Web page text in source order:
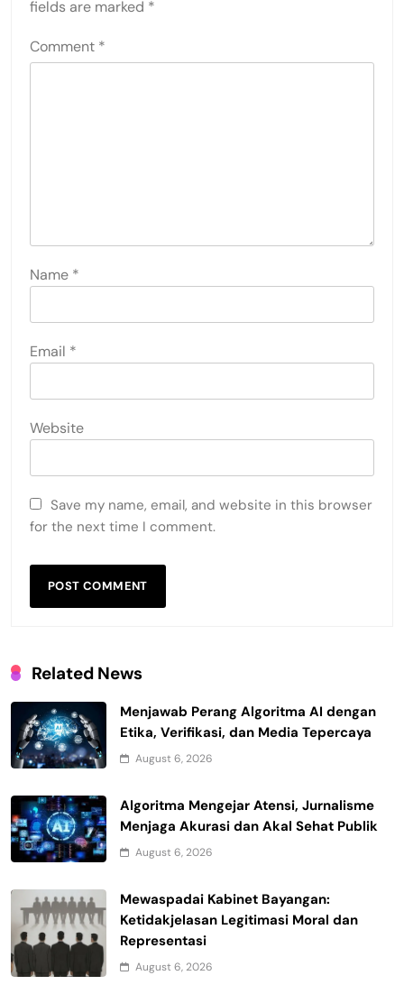
fields are marked *
Comment *
Name *
Email *
Website
Save my name, email, and website in this browser
for the next time I comment.
Related News
Menjawab Perang Algoritma AI dengan
Etika, Verifikasi, dan Media Tepercaya
August 6, 2026
Algoritma Mengejar Atensi, Jurnalisme
Menjaga Akurasi dan Akal Sehat Publik
August 6, 2026
Mewaspadai Kabinet Bayangan:
Ketidakjelasan Legitimasi Moral dan
Representasi
August 6, 2026